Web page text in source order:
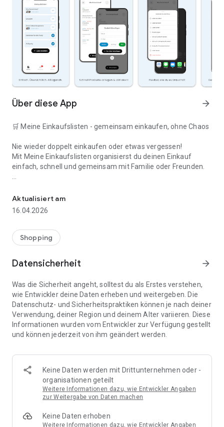
Über diese App arrow_forward
🛒 Meine Einkaufslisten - gemeinsam einkaufen, ohne Chaos
Nie wieder doppelt einkaufen oder etwas vergessen!
Mit Meine Einkaufslisten organisierst du deinen Einkauf
einfach, schnell und gemeinsam mit Familie oder Freunden.
👨‍👩‍👧 Gemeinsame Einkaufslisten in Echtzeit: Alle sehen
⚡ Superschnell & einfach: Liste in Sekunden erstellen und
sofort loslegen.
📱 Immer dabei: Deine Einkaufsliste ist jederzeit auf deinem
🤝 Teilen leicht gemacht: Lade andere ein und erledigt den
Einkauf gemeinsam.
🍳 Zutaten direkt aus Rezepten übernehmen: Importiere
Zutaten von Rezept-Webseiten und verwandle sie
🚀 DEINE VORTEILE IM ALLTAG
* Nie wieder doppelte Einkäufe
* Kein Chaos mehr beim Einkaufen
* Bessere Abstimmung mit Familie & Freunden
* Perfekt für die Essensplanung
Aktualisiert am
16.04.2026
Shopping
Datensicherheit arrow_forward
Was die Sicherheit angeht, solltest du als Erstes verstehen,
wie Entwickler deine Daten erheben und weitergeben. Die
Datenschutz- und Sicherheitspraktiken können je nach deiner
Verwendung, deiner Region und deinem Alter variieren. Diese
Informationen wurden vom Entwickler zur Verfügung gestellt
und können jederzeit von ihm geändert werden.
Keine Daten werden mit Drittunternehmen oder -
organisationen geteilt
Weitere Informationen dazu, wie Entwickler Angaben
zur Weitergabe von Daten machen
Keine Daten erhoben
Weitere Informationen dazu, wie Entwickler Angaben